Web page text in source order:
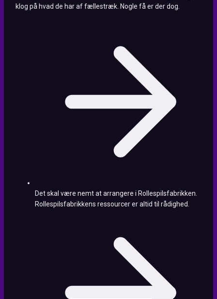
klog på hvad de har af fællestræk. Nogle få er der dog.
Det skal være nemt at arrangere i Rollespilsfabrikken.
Rollespilsfabrikkens ressourcer er altid til rådighed.